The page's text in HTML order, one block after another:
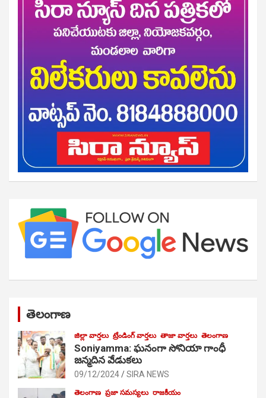
తెలంగాణ
జిల్లా వార్తలు ట్రేండింగ్ వార్తలు తాజా వార్తలు తెలంగాణ
Soniyamma: ఘ‌నంగా సోనియా గాంధీ
జ‌న్మ‌దిన వేడుక‌లు
09/12/2024 SIRA NEWS
తెలంగాణ ప్రజా సమస్యలు రాజకీయం